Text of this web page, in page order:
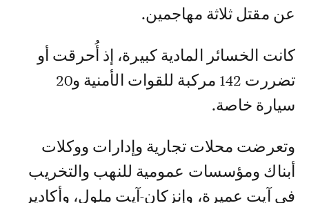
عن مقتل ثلاثة مهاجمين.
كانت الخسائر المادية كبيرة، إذ أُحرقت أو
تضررت 142 مركبة للقوات الأمنية و20
سيارة خاصة.
وتعرضت محلات تجارية وإدارات ووكلات
أبناك ومؤسسات عمومية للنهب والتخريب
في آيت عميرة، وإنزكان-آيت ملول، وأكادير